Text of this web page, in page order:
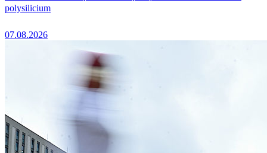
polysilicium
07.08.2026